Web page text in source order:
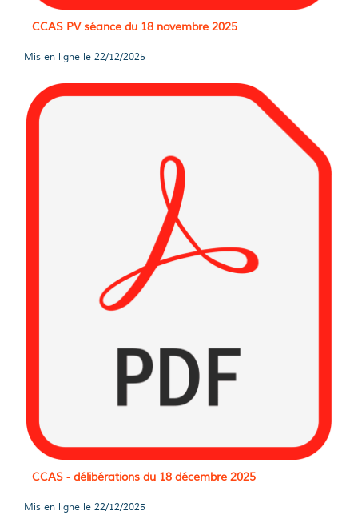
CCAS PV séance du 18 novembre 2025
Mis en ligne le 22/12/2025
CCAS - délibérations du 18 décembre 2025
Mis en ligne le 22/12/2025